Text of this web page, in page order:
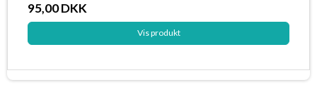
95,00 DKK
Vis produkt